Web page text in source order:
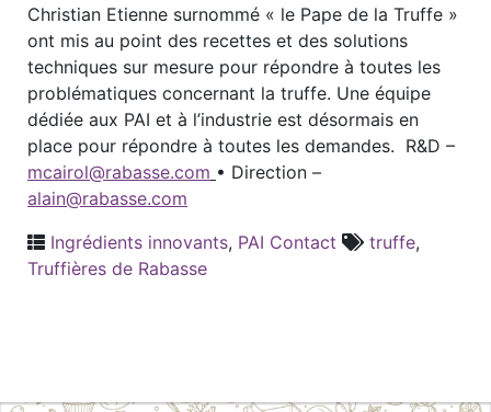
Christian Etienne surnommé « le Pape de la Truffe »
ont mis au point des recettes et des solutions
techniques sur mesure pour répondre à toutes les
problématiques concernant la truffe. Une équipe
dédiée aux PAI et à l’industrie est désormais en
place pour répondre à toutes les demandes. R&D –
mcairol@rabasse.com • Direction –
alain@rabasse.com
Ingrédients innovants, PAI Contact truffe,
Truffières de Rabasse